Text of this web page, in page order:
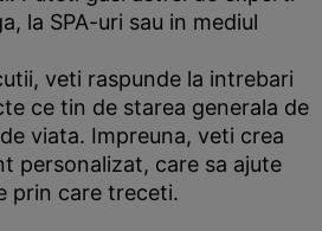
la SPA-uri sau in mediul
veti raspunde la intrebari
ce tin de starea generala de
viata. Impreuna, veti crea
personalizat, care sa ajute
prin care treceti.